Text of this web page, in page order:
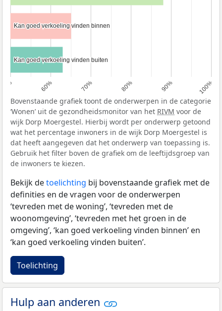
50% 60% 70% 80% 90% 100%
Kan goed verkoeling vinden binnen
Kan goed verkoeling vinden binnen
Kan goed verkoeling vinden buiten
Kan goed verkoeling vinden buiten
Bovenstaande grafiek toont de onderwerpen in de categorie
‘Wonen’ uit de gezondheidsmonitor van het RIVM voor de
wijk Dorp Moergestel. Hierbij wordt per onderwerp getoond
wat het percentage inwoners in de wijk Dorp Moergestel is
dat heeft aangegeven dat het onderwerp van toepassing is.
Gebruik het filter boven de grafiek om de leeftijdsgroep van
de inwoners te kiezen.
Bekijk detoelichting bij bovenstaande grafiek met de
definities en de vragen voor de onderwerpen
‘tevreden met de woning’, ‘tevreden met de
woonomgeving’, ‘tevreden met het groen in de
omgeving’, ‘kan goed verkoeling vinden binnen’ en
‘kan goed verkoeling vinden buiten’.
Toelichting
Hulp aan anderen